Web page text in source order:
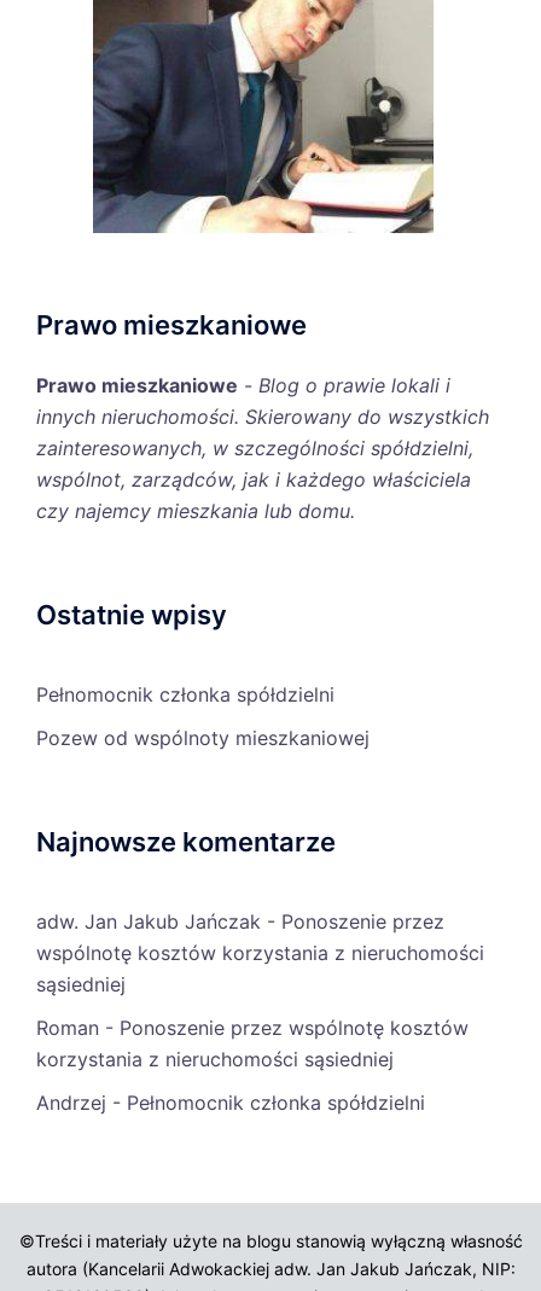
Prawo mieszkaniowe
Prawo mieszkaniowe - Blog o prawie lokali i
innych nieruchomości. Skierowany do wszystkich
zainteresowanych, w szczególności spółdzielni,
wspólnot, zarządców, jak i każdego właściciela
czy najemcy mieszkania lub domu.
Ostatnie wpisy
Pełnomocnik członka spółdzielni
Pozew od wspólnoty mieszkaniowej
Najnowsze komentarze
adw. Jan Jakub Jańczak - Ponoszenie przez
wspólnotę kosztów korzystania z nieruchomości
sąsiedniej
Roman - Ponoszenie przez wspólnotę kosztów
korzystania z nieruchomości sąsiedniej
Andrzej - Pełnomocnik członka spółdzielni
©Treści i materiały użyte na blogu stanowią wyłączną własność
autora (Kancelarii Adwokackiej adw. Jan Jakub Jańczak, NIP: